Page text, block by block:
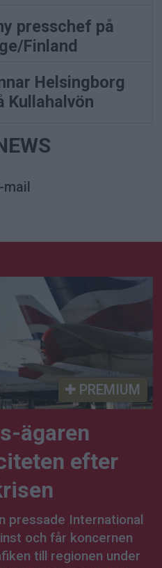
presschef på
Finland
Helsingborg
Kullahalvön
mail
PREMIUM
ägaren
efter
pressade International
och får koncernen
till regionen under